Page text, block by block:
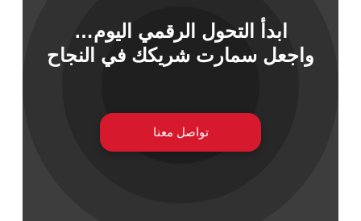
المعلومات
ابدأ التحول الرقمي اليوم…
واجعل سمارت شريكك في النجاح
تواصل معنا